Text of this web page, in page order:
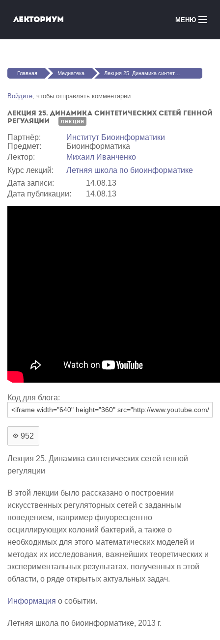
Лекториум МЕНЮ
Медиатека
Courses in English
Войти
Вы здесь
Главная Медиатека Лекция 25. Динамика синтетических сетей генной регуляции
Войдите, чтобы отправлять комментарии
Лекция 25. Динамика синтетических сетей генной
регуляции
лекция
Партнёр:
Институт Биоинформатики
Предмет:
Биоинформатика
Лектор:
Михаил Иванченко
Курс лекций:
Летняя школа по биоинформатике
Дата записи:
14.08.13
Дата публикации:
14.08.13
Код для блога:
952
Лекция 25. Динамика синтетических сетей генной
регуляции
В этой лекции было рассказано о построении
искусственных регуляторных сетей с заданным
поведением, например флуоресцентно
осциллирующих колоний бактерий, а также о
необходимых для этого математических моделей и
методах их исследования, важнейших теоретических и
экспериментальных результатах, полученных в этой
области, о ряде открытых актуальных задач.
Информация о событии.
Летняя школа по биоинформатике, 2013 г.